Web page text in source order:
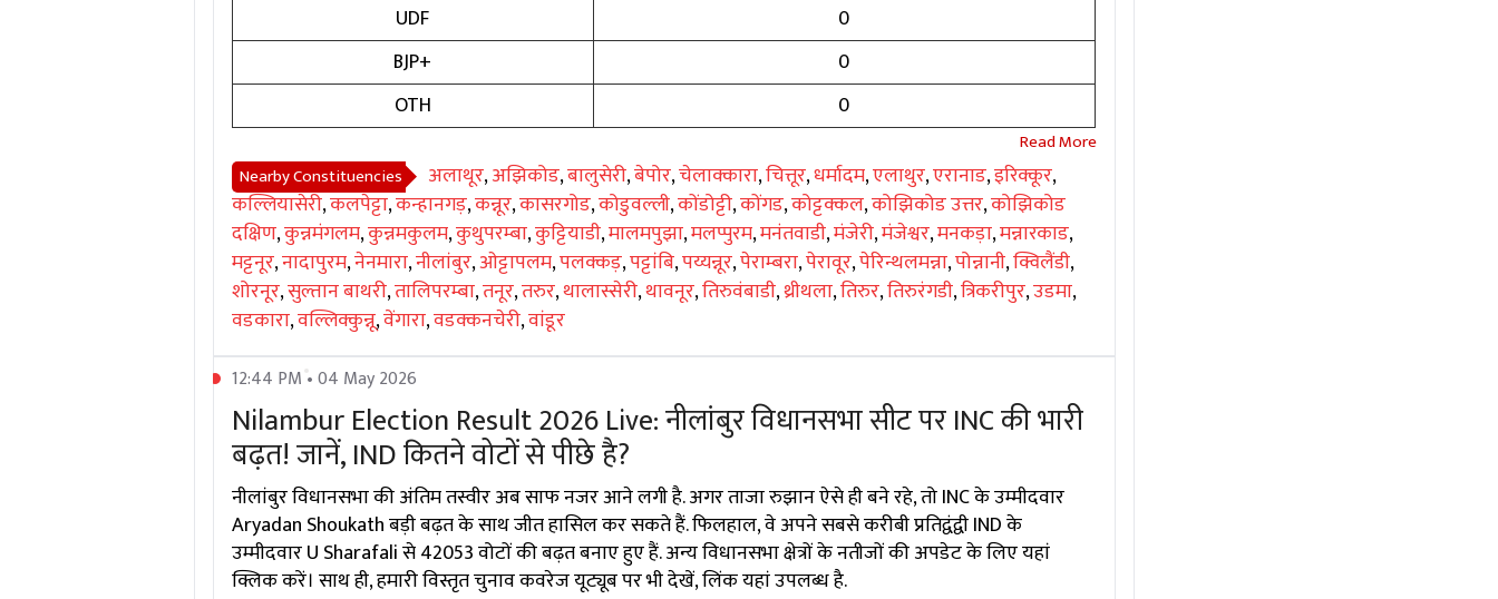
UDF
0
BJP+
0
OTH
0
Nearby Constituencies अलाथूर,अझिकोड,बालुसेरी,बेपोर,चेलाक्कारा,चित्तूर,धर्मादम,एलाथुर,एरानाड,इरिक्कूर,
कल्लियासेरी,कलपेट्टा,कन्हानगड़,कन्नूर,कासरगोड,कोडुवल्ली,कोंडोट्टी,कोंगड,कोट्टक्कल,कोझिकोड उत्तर,कोझिकोड
दक्षिण,कुन्नमंगलम,कुन्नमकुलम,कुथुपरम्बा,कुट्टियाडी,मालमपुझा,मलप्पुरम,मनंतवाडी,मंजेरी,मंजेश्वर,मनकड़ा,मन्नारकाड,
मट्टनूर,नादापुरम,नेनमारा,नीलांबुर,ओट्टापलम,पलक्कड़,पट्टांबि,पय्यन्नूर,पेराम्बरा,पेरावूर,पेरिन्थलमन्ना,पोन्नानी,क्विलैंडी,
शोरनूर,सुल्तान बाथरी,तालिपरम्बा,तनूर,तरुर,थालास्सेरी,थावनूर,तिरुवंबाडी,थ्रीथला,तिरुर,तिरुरंगडी,त्रिकरीपुर,उडमा,
वडकारा,वल्लिक्कुन्नू,वेंगारा,वडक्कनचेरी,वांडूर
12:44 PM • 04 May 2026
Nilambur Election Result 2026 Live: नीलांबुर विधानसभा सीट पर INC की भारी
बढ़त! जानें, IND कितने वोटों से पीछे है?
नीलांबुर विधानसभा की अंतिम तस्वीर अब साफ नजर आने लगी है. अगर ताजा रुझान ऐसे ही बने रहे, तो INC के उम्मीदवार
Aryadan Shoukath बड़ी बढ़त के साथ जीत हासिल कर सकते हैं. फिलहाल, वे अपने सबसे करीबी प्रतिद्वंद्वी IND के
उम्मीदवार U Sharafali से 42053 वोटों की बढ़त बनाए हुए हैं. अन्य विधानसभा क्षेत्रों के नतीजों की अपडेट के लिए यहां
क्लिक करें। साथ ही, हमारी विस्तृत चुनाव कवरेज यूट्यूब पर भी देखें, लिंक यहां उपलब्ध है.